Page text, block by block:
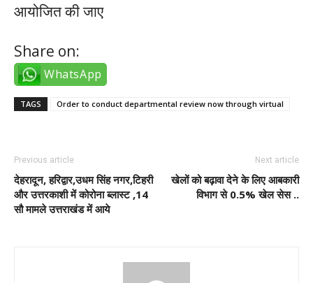
आयोजित की जाए
Share on:
WhatsApp
TAGS Order to conduct departmental review now through virtual
Previous article
देहरादून, हरिद्वार,उधम सिंह नगर,टिहरी
और उत्तरकाशी में कोरोना ब्लास्ट ,14
सौ मामले उत्तराखंड में आये
Next article
खेलों को बढ़ावा देने के लिए आबकारी
विभाग से 0.5% खेल सेस ..